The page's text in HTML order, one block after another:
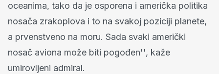
oceanima, tako da je osporena i američka politika
nosača zrakoplova i to na svakoj poziciji planete,
a prvenstveno na moru. Sada svaki američki
nosač aviona može biti pogođen'', kaže
umirovljeni admiral.